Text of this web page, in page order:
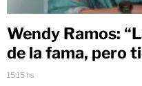
Wendy Ramos:
de la fama, pero
15:15 hs